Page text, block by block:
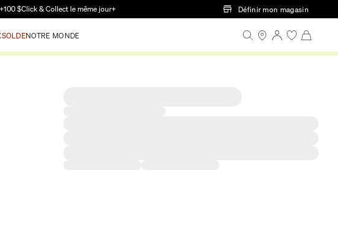
principal
$Click & Collect le même jour+ Définir mon magasin
SOLDENOTRE MONDE